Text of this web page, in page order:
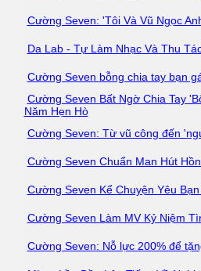
Cường Seven: 'Tôi Và Vũ Ngọc
Da Lab - Tự Làm Nhạc Và Thu
Cường Seven bỗng chia tay bạn
Cường Seven Bất Ngờ Chia Tay
Năm Hẹn Hò
Cường Seven: Từ vũ công đến
Cường Seven Chuẩn Man Hút
Cường Seven Kể Chuyện Yêu
Cường Seven Làm MV Kỷ Niệm
Cường Seven: Nỗ lực 200% để